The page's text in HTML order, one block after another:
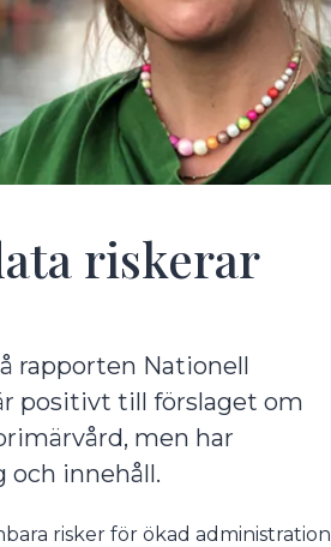
riskerar
rapporten Nationell
positivt till förslaget om
men har
innehåll.
risker för ökad administration